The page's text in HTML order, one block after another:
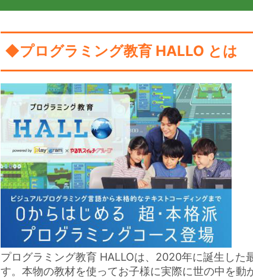
◆プログラミング教育 HALLO とは
プログラミング教育 HALLOは、2020年に誕生した
す。本物の教材を使ってお子様に実際に世の中を